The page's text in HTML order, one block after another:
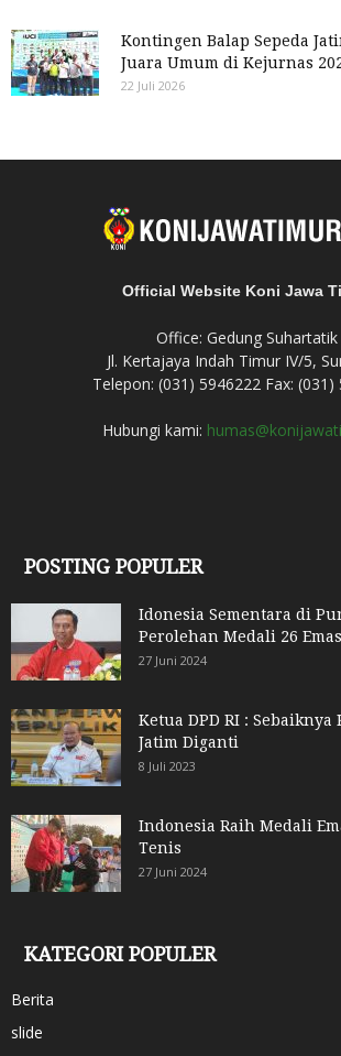
Kontingen Balap Sepeda
Juara Umum di Kejurnas
22 Juli 2026
Official Website Koni Jawa
Office: Gedung Suhartatik
Jl. Kertajaya Indah Timur IV/5,
Telepon: (031) 5946222 Fax: (031)
Hubungi kami:
POSTING POPULER
Idonesia Sementara di
Perolehan Medali 26
27 Juni 2024
Ketua DPD RI : Sebaiknya
Jatim Diganti
8 Juli 2023
Indonesia Raih Medali
Tenis
27 Juni 2024
KATEGORI POPULER
Berita
slide